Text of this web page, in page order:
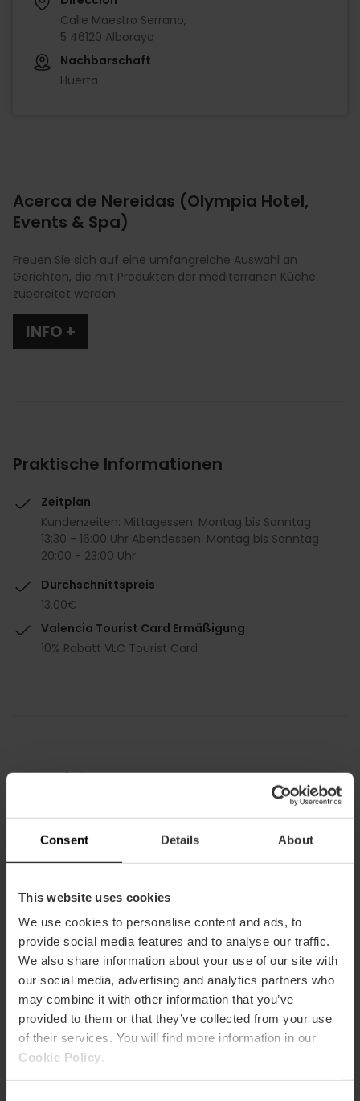
Consent Details About
This website uses cookies
We use cookies to personalise content and ads, to
provide social media features and to analyse our traffic.
We also share information about your use of our site with
our social media, advertising and analytics partners who
may combine it with other information that you’ve
provided to them or that they’ve collected from your use
of their services. You will find more information in our
Cookie Policy
Calle Maestro Serrano,
5 46120 Alboraya
Nachbarschaft
Huerta
Acerca de Nereidas (Olympia Hotel,
Events & Spa)
Freuen Sie sich auf eine umfangreiche Auswahl an
Gerichten, die mit Produkten der mediterranen Küche
zubereitet werden.
INFO +
Praktische Informationen
Zeitplan
Kundenzeiten: Mittagessen: Montag bis Sonntag
13:30 - 16:00 Uhr Abendessen: Montag bis Sonntag
20:00 - 23:00 Uhr
Durchschnittspreis
13.00€
Valencia Tourist Card Ermäßigung
10% Rabatt VLC Tourist Card
Kapazität
Restaurantkapazität
100
Wie komme ich an?
Metro
L3,L9
Bus